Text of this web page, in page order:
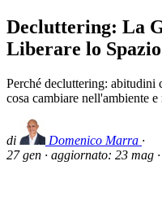
Decluttering: La
Liberare lo
Perché decluttering: abitudini
cosa cambiare nell'ambiente
di Domenico Marra ·
27 gen · aggiornato: 23 mag ·